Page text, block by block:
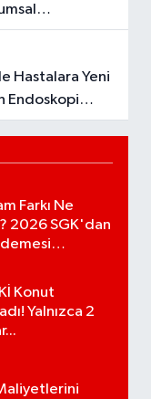
Aldı
Endoskopi
Farkı Ne
2026 SGK'dan
Konut
Yalnızca 2